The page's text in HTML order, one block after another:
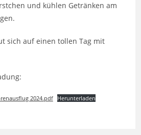
und kühlen Getränken am
sich auf einen tollen Tag mit
2024.pdf Herunterladen